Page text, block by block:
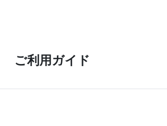
ご利用ガイド